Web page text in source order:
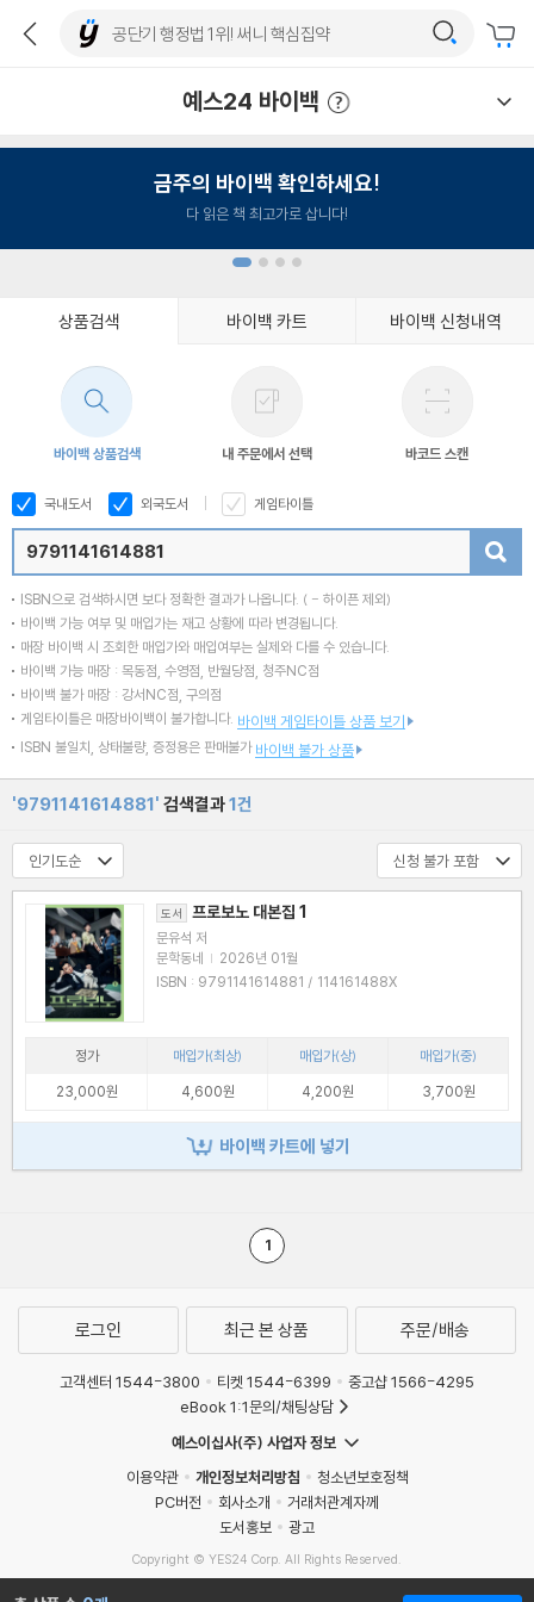
예스24 바이백
금주의 바이백 확인하세요!
다 읽은 책 최고가로 삽니다!
상품검색 바이백 카트 바이백 신청내역
바이백 상품검색 내 주문에서 선택 바코드 스캔
국내도서 외국도서 게임타이틀
ISBN으로 검색하시면 보다 정확한 결과가 나옵니다. ( - 하이픈 제외)
바이백 가능 여부 및 매입가는 재고 상황에 따라 변경됩니다.
매장 바이백 시 조회한 매입가와 매입여부는 실제와 다를 수 있습니다.
바이백 가능 매장 : 목동점, 수영점, 반월당점, 청주NC점
바이백 불가 매장 : 강서NC점, 구의점
게임타이틀은 매장바이백이 불가합니다. 바이백 게임타이틀 상품 보기
ISBN 불일치, 상태불량, 증정용은 판매불가 바이백 불가 상품
'9791141614881' 검색결과1건
도서 프로보노 대본집 1
문유석 저
문학동네 | 2026년 01월
ISBN : 9791141614881 / 114161488X
정가 매입가(최상) 매입가(상)
매입가(중)
23,000원
4,600원 4,200원 3,700원
바이백 카트에 넣기
1
로그인 최근 본 상품 주문/배송
고객센터 1544-3800 티켓 1544-6399
중고샵 1566-4295
eBook 1:1문의/채팅상담
예스이십사(주) 사업자 정보
이용약관
개인정보처리방침
청소년보호정책
PC버전
회사소개
거래처관계자께
도서홍보
광고
Copyright © YES24 Corp. All Rights Reserved.
MATOM6